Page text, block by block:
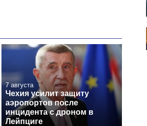
7 августа
Чехия усилит защиту
аэропортов после
инцидента с дроном в
Лейпциге